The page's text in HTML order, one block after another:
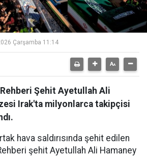
Çarşamba 11:14
Rehberi Şehit Ayetullah Ali
Irak'ta milyonlarca takipçisi
hava saldırısında şehit edilen
şehit Ayetullah Ali Hamaney